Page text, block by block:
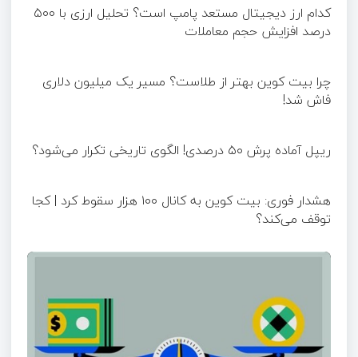
کدام ارز دیجیتال مستعد پامپ است؟ تحلیل ارزی با ۵۰۰
درصد افزایش حجم معاملات
چرا بیت کوین بهتر از طلاست؟ مسیر یک میلیون دلاری
فاش شد!
ریپل آماده پرش ۵۰ درصدی! الگوی تاریخی تکرار می‌شود؟
هشدار فوری: بیت کوین به کانال ۱۰۰ هزار سقوط کرد | کجا
توقف می‌کند؟